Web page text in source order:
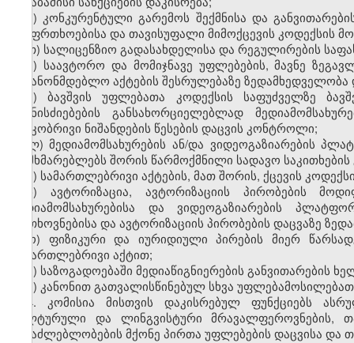
ზ) კონკურენტული გარემოს შექმნისა და
უსაფრთხოებისა და თავისუფალი მიმოქცევის
თ) სალიცენზიო გადასახდელისა და რეგულირების
ი) საავტორო და მომიჯნავე უფლებების, მავნე
საკანონმდებლო აქტების შესრულებაზე
კ) ბავშვის უფლებათა კოდექსის საფუძველზე
ღონისძიებების განსახორციელებლად
ასაკობრივი ნიშანდების წესების დაცვის კონტროლი;
ლ) მედიამომსახურების ან/და ვიდეოგაზიარების
მომხმარებლებს შორის წარმოქმნილი სადავო
მ) სამართლებრივი აქტების, მათ შორის, ქცევის
ნ) ავტორიზაცია, ავტორიზაციის პირობების
მედიამომსახურებისა და ვიდეოგაზიარების
მოთხოვნებისა და ავტორიზაციის პირობების დაცვაზე
ო) ფიზიკური და იურიდიული პირების მიერ
სამართლებრივი აქტით;
პ) საზოგადოებაში მედიაწიგნიერების განვითარების
ჟ) კანონით გათვალისწინებულ სხვა
4. კომისია მისთვის დაკისრებულ ფუნქციებს
კულტურული და ლინგვისტური მრავალფეროვნების,
შესაძლებლობების მქონე პირთა უფლებების დაცვისა